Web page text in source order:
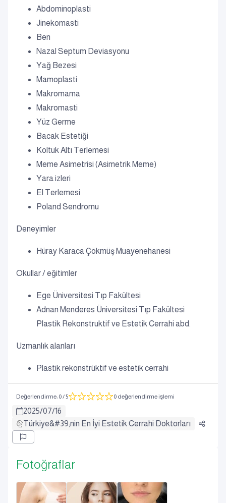
Abdominoplasti
Jinekomasti
Ben
Nazal Septum Deviasyonu
Yağ Bezesi
Mamoplasti
Makromama
Makromasti
Yüz Germe
Bacak Estetiği
Koltuk Altı Terlemesi
Meme Asimetrisi (Asimetrik Meme)
Yara izleri
El Terlemesi
Poland Sendromu
Deneyimler
Hüray Karaca Çökmüş Muayenehanesi
Okullar / eğitimler
Ege Üniversitesi Tıp Fakültesi
Adnan Menderes Üniversitesi Tıp Fakültesi
Plastik Rekonstruktif ve Estetik Cerrahi abd.
Uzmanlık alanları
Plastik rekonstrüktif ve estetik cerrahi
Değerlendirme: 0/ 5 0 değerlendirme işlemi
2025/07/16
Türkiye&#39;nin En İyi Estetik Cerrahi Doktorları
Fotoğraflar